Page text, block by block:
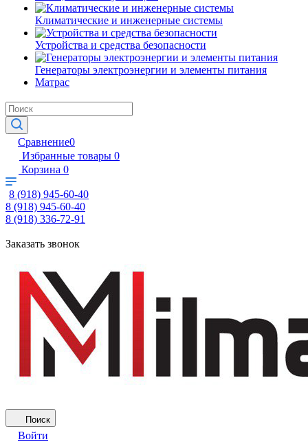
Климатические и инженерные системы
Устройства и средства безопасности
Генераторы электроэнергии и элементы питания
Матрас
Сравнение0
Избранные товары 0
Корзина 0
8 (918) 945-60-40
8 (918) 945-60-40
8 (918) 336-72-91
Заказать звонок
Поиск
Войти